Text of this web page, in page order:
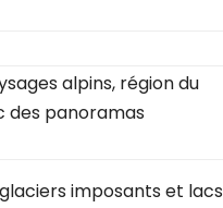
alpins, région du
des panoramas
imposants et lacs